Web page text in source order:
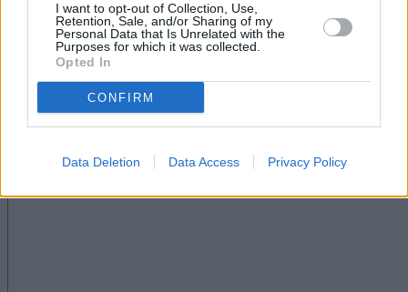
I want to opt-out of Collection, Use,
Retention, Sale, and/or Sharing of my
Personal Data that Is Unrelated with the
Purposes for which it was collected.
Opted In
CONFIRM
Data Deletion Data Access Privacy Policy
Escribir un comentario
(requerido)